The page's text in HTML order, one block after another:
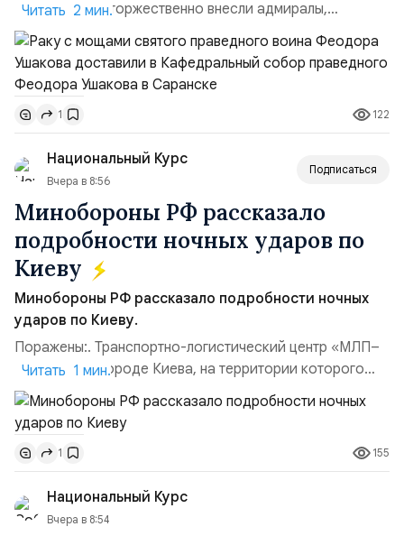
Ушакова раку торжественно внесли адмиралы,
участвовавшие в канонизации святого праведного
воина Феодора Ушакова 25 лет назад:Адмирал
Владимир Прокофьевич Валуев, командующий
Балтийским флотом ВМФ России (2001–2006
гг.);Адмирал Владимир Петрович Комоедов,
командующий Черноморским флотом ВМФ России
(1998–2002 г...
Читать 2 мин.
1 122
Национальный Курс
Вчера в 8:56
Подписаться
Минобороны РФ рассказало
подробности ночных ударов по
Киеву
Минобороны РФ рассказало подробности ночных
ударов по Киеву.
Поражены:. Транспортно-логистический центр «МЛП–
Чайка» в пригороде Киева, на территории которого
осуществлялось хранение, сборка а также запуск с
прилегающего полевого аэродром «Чайка»
дальнобойных БПЛА ВСУ; Складские помещения
«Транс-Логистик» в Оболонском районе г. Киев,
использовавшиеся для хранения военного
имущества ВСУ; Сортировочны...
Читать 1 мин.
1 155
Национальный Курс
Вчера в 8:54